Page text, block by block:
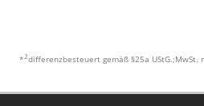
*2differenzbesteuert gemäß §25a